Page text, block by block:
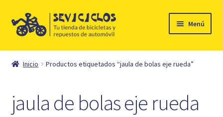
Ir
Ir
al
Menú
Inicio
menú
hijo
Automóvil
Inicio Productos etiquetados “jaula de bolas eje rueda”
jaula de bolas eje rueda